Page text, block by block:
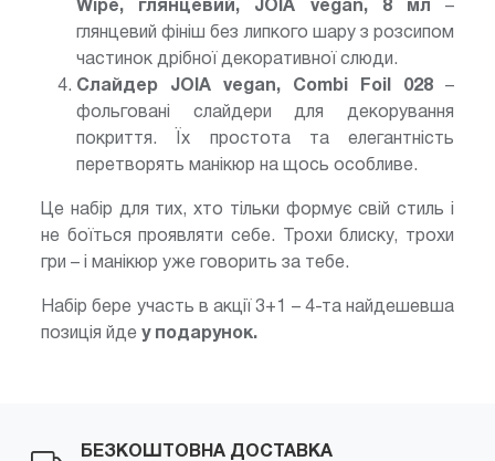
Wipe, глянцевий, JOIA vegan, 8 мл –
глянцевий фініш без липкого шару з розсипом
частинок дрібної декоративної слюди.
Слайдер JOIA vegan, Combi Foil 028 –
фольговані слайдери для декорування
покриття. Їх простота та елегантність
перетворять манікюр на щось особливе.
Це набір для тих, хто тільки формує свій стиль і
не боїться проявляти себе. Трохи блиску, трохи
гри – і манікюр уже говорить за тебе.
Набір бере участь в акції 3+1 – 4-та найдешевша
позиція йде у подарунок.
БЕЗКОШТОВНА ДОСТАВКА